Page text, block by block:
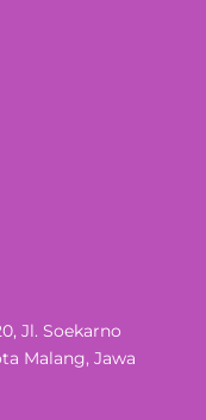
Jl. Soekarno
Malang, Jawa